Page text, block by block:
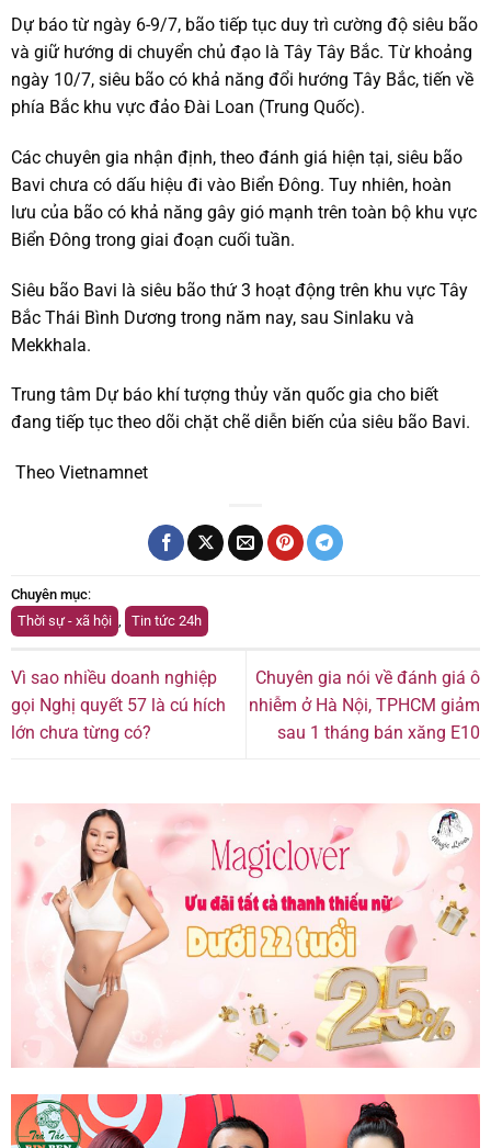
Dự báo từ ngày 6-9/7, bão tiếp tục duy trì cường độ siêu bão
và giữ hướng di chuyển chủ đạo là Tây Tây Bắc. Từ khoảng
ngày 10/7, siêu bão có khả năng đổi hướng Tây Bắc, tiến về
phía Bắc khu vực đảo Đài Loan (Trung Quốc).
Các chuyên gia nhận định, theo đánh giá hiện tại, siêu bão
Bavi chưa có dấu hiệu đi vào Biển Đông. Tuy nhiên, hoàn
lưu của bão có khả năng gây gió mạnh trên toàn bộ khu vực
Biển Đông trong giai đoạn cuối tuần.
Siêu bão Bavi là siêu bão thứ 3 hoạt động trên khu vực Tây
Bắc Thái Bình Dương trong năm nay, sau Sinlaku và
Mekkhala.
Trung tâm Dự báo khí tượng thủy văn quốc gia cho biết
đang tiếp tục theo dõi chặt chẽ diễn biến của siêu bão Bavi.
Theo Vietnamnet
Chuyên mục:
Thời sự - xã hội
Tin tức 24h
Vì sao nhiều doanh nghiệp
gọi Nghị quyết 57 là cú hích
lớn chưa từng có?
Chuyên gia nói về đánh giá ô
nhiễm ở Hà Nội, TPHCM giảm
sau 1 tháng bán xăng E10